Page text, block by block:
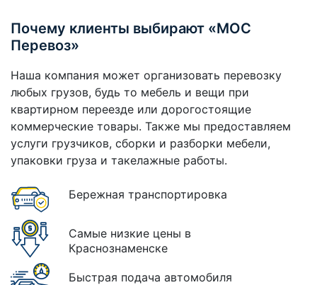
Почему клиенты выбирают «МОС
Перевоз»
Наша компания может организовать перевозку
любых грузов, будь то мебель и вещи при
квартирном переезде или дорогостоящие
коммерческие товары. Также мы предоставляем
услуги грузчиков, сборки и разборки мебели,
упаковки груза и такелажные работы.
Бережная транспортировка
Самые низкие цены в
Краснознаменске
Быстрая подача автомобиля